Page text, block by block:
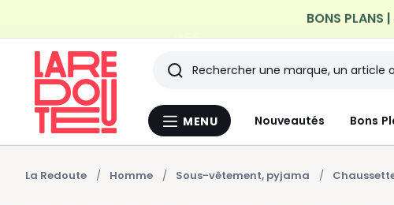
Profitez de la livraison à
Menu
MENU Nouveautés Bons
Rechercher
Les
derniers
articles
La Redoute Homme Sous-vêtement, pyjama